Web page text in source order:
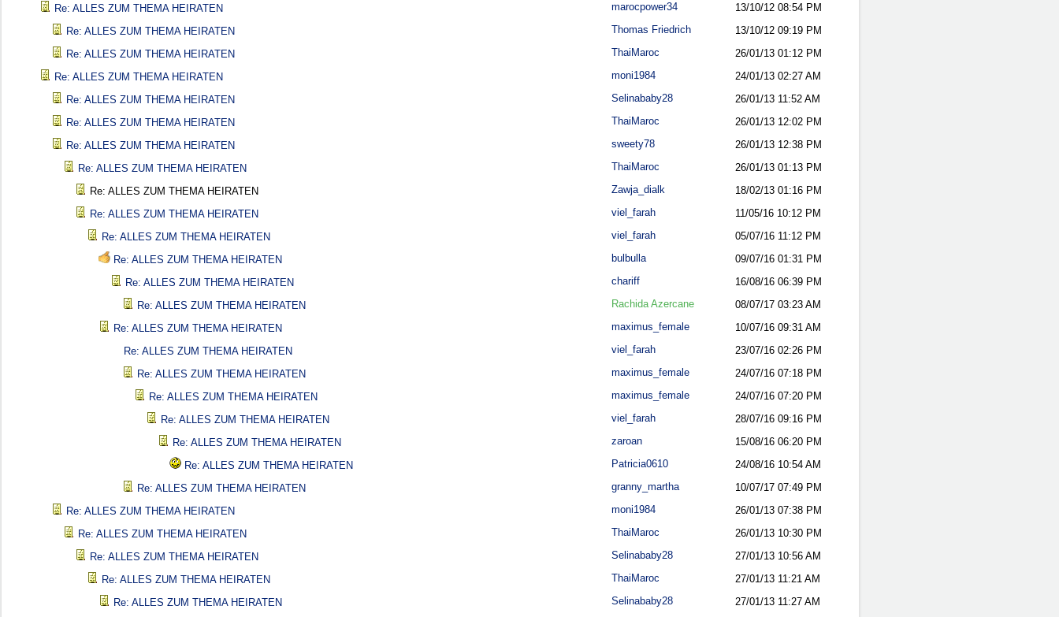
Re: ALLES ZUM THEMA HEIRATEN
marocpower34 13/10/12 08:54 PM
Re: ALLES ZUM THEMA HEIRATEN
Thomas Friedrich 13/10/12 09:19 PM
Re: ALLES ZUM THEMA HEIRATEN
ThaiMaroc 26/01/13 01:12 PM
Re: ALLES ZUM THEMA HEIRATEN
moni1984 24/01/13 02:27 AM
Re: ALLES ZUM THEMA HEIRATEN
Selinababy28 26/01/13 11:52 AM
Re: ALLES ZUM THEMA HEIRATEN
ThaiMaroc 26/01/13 12:02 PM
Re: ALLES ZUM THEMA HEIRATEN
sweety78 26/01/13 12:38 PM
Re: ALLES ZUM THEMA HEIRATEN
ThaiMaroc 26/01/13 01:13 PM
Re: ALLES ZUM THEMA HEIRATEN
Zawja_dialk 18/02/13 01:16 PM
Re: ALLES ZUM THEMA HEIRATEN
viel_farah 11/05/16 10:12 PM
Re: ALLES ZUM THEMA HEIRATEN
viel_farah 05/07/16 11:12 PM
Re: ALLES ZUM THEMA HEIRATEN
bulbulla 09/07/16 01:31 PM
Re: ALLES ZUM THEMA HEIRATEN
chariff 16/08/16 06:39 PM
Re: ALLES ZUM THEMA HEIRATEN
Rachida Azercane 08/07/17 03:23 AM
Re: ALLES ZUM THEMA HEIRATEN
maximus_female 10/07/16 09:31 AM
Re: ALLES ZUM THEMA HEIRATEN
viel_farah 23/07/16 02:26 PM
Re: ALLES ZUM THEMA HEIRATEN
maximus_female 24/07/16 07:18 PM
Re: ALLES ZUM THEMA HEIRATEN
maximus_female 24/07/16 07:20 PM
Re: ALLES ZUM THEMA HEIRATEN
viel_farah 28/07/16 09:16 PM
Re: ALLES ZUM THEMA HEIRATEN
zaroan 15/08/16 06:20 PM
Re: ALLES ZUM THEMA HEIRATEN
Patricia0610 24/08/16 10:54 AM
Re: ALLES ZUM THEMA HEIRATEN
granny_martha 10/07/17 07:49 PM
Re: ALLES ZUM THEMA HEIRATEN
moni1984 26/01/13 07:38 PM
Re: ALLES ZUM THEMA HEIRATEN
ThaiMaroc 26/01/13 10:30 PM
Re: ALLES ZUM THEMA HEIRATEN
Selinababy28 27/01/13 10:56 AM
Re: ALLES ZUM THEMA HEIRATEN
ThaiMaroc 27/01/13 11:21 AM
Re: ALLES ZUM THEMA HEIRATEN
Selinababy28 27/01/13 11:27 AM